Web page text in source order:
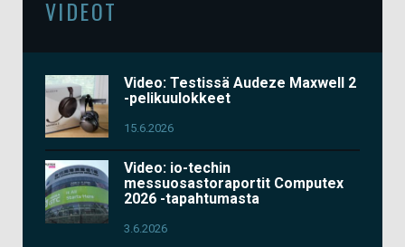
VIDEOT
Video: Testissä Audeze Maxwell 2
-pelikuulokkeet
15.6.2026
Video: io-techin
messuosastoraportit Computex
2026 -tapahtumasta
3.6.2026